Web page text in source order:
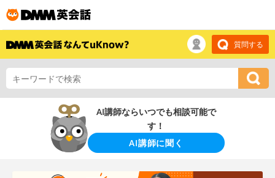
質問する
AI講師ならいつでも相談可能で
す！
AI講師に聞く